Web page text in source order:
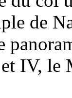
de
IV, le